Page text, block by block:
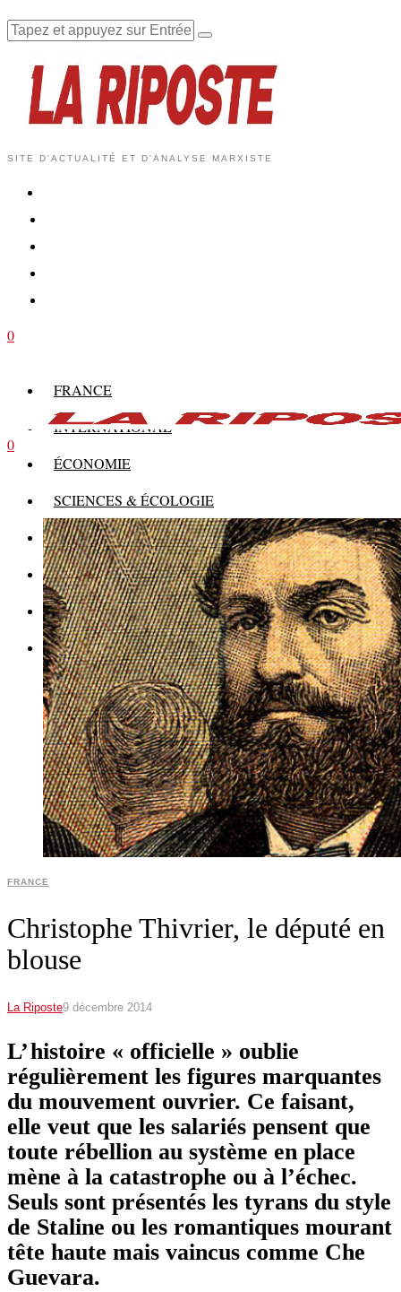
SITE D'ACTUALITÉ ET D'ANALYSE MARXISTE
0
FRANCE
INTERNATIONAL
ÉCONOMIE
SCIENCES & ÉCOLOGIE
HISTOIRE
THÉORIE
CULTURE
MULTIMÉDIAS
0
FRANCE
Christophe Thivrier, le député en
blouse
La Riposte9 décembre 2014
L’ histoire « officielle » oublie
régulièrement les figures marquantes
du mouvement ouvrier. Ce faisant,
elle veut que les salariés pensent que
toute rébellion au système en place
mène à la catastrophe ou à l’échec.
Seuls sont présentés les tyrans du style
de Staline ou les romantiques mourant
tête haute mais vaincus comme Che
Guevara.